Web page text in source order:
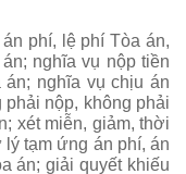
phí, lệ phí Tòa án,
nghĩa vụ nộp tiền
nghĩa vụ chịu án
phải nộp, không phải
xét miễn, giảm, thời
lý tạm ứng án phí, án
án; giải quyết khiếu